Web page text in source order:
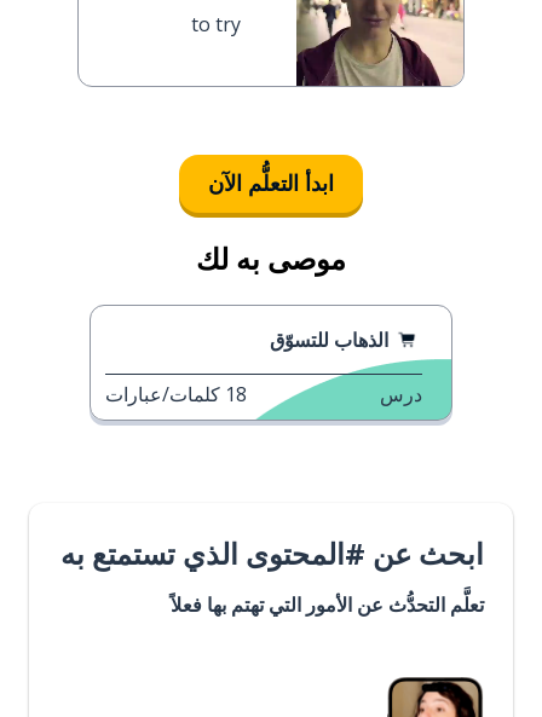
to try
ابدأ التعلُّم الآن
موصى به لك
الذهاب للتسوّق
درس 18 كلمات/عبارات
ابحث عن #المحتوى الذي تستمتع به
تعلَّم التحدُّث عن الأمور التي تهتم بها فعلاً